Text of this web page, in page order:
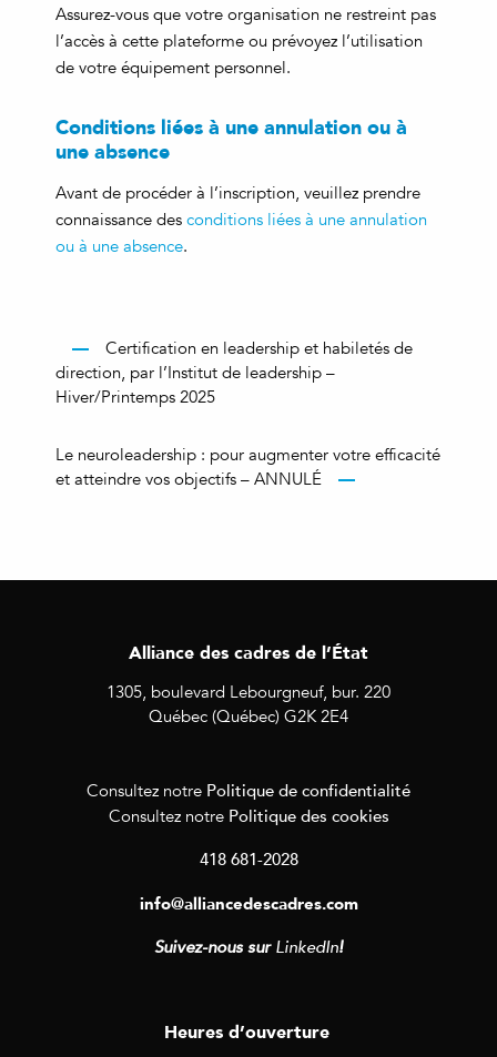
Assurez-vous que votre organisation ne restreint pas
l’accès à cette plateforme ou prévoyez l’utilisation
de votre équipement personnel.
Conditions liées à une annulation ou à
une absence
Avant de procéder à l’inscription, veuillez prendre
connaissance des conditions liées à une annulation
ou à une absence.
Certification en leadership et habiletés de
direction, par l’Institut de leadership –
Hiver/Printemps 2025
Le neuroleadership : pour augmenter votre efficacité
et atteindre vos objectifs – ANNULÉ
Alliance des cadres de l’État
1305, boulevard Lebourgneuf, bur. 220
Québec (Québec) G2K 2E4
Consultez notre Politique de confidentialité
Consultez notre Politique des cookies
418 681-2028
info@alliancedescadres.com
Suivez-nous sur LinkedIn!
Heures d’ouverture